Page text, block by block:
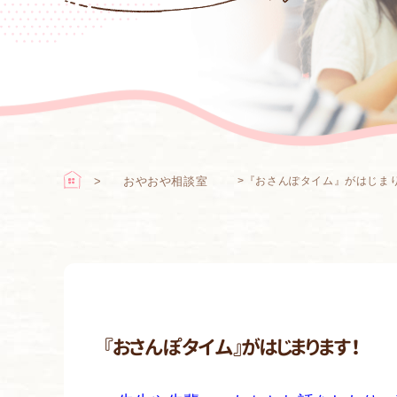
おやおや相談室 > 『おさんぽタイム』がはじま
『おさんぽタイム』がはじまります！